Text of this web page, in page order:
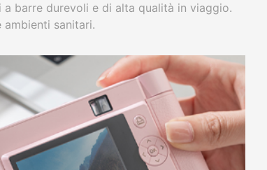
barre durevoli e di alta qualità in viaggio.
sanitari.